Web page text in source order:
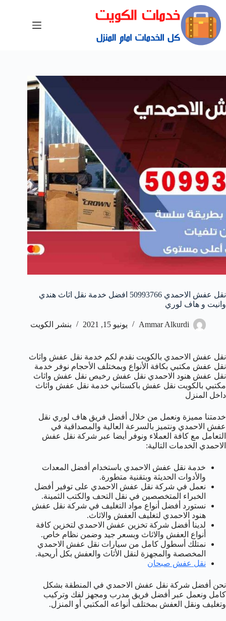
نقل عفش الاحمدي 50993766 افضل خدمة نقل اثاث هندي
وانيت و هاف لوري
Ammar Alkurdi يونيو 15, 2021 بنشر الكويت
نقل عفش الاحمدي بالكويت نقدم لكم خدمة نقل عفش واثاث
نقل عفش مكتبي بكافة الأنواع وبمختلف الأحجام نوفر خدمة
نقل عفش هنود الاحمدي نقل عفش رخيص نقل عفش واثاث
مكتبي بالكويت نقل عفش باكستاني خدمة نقل عفش واثاث
داخل المنزل
خدمتنا مميزة ونعمل من خلال أفضل فريق هاف لوري نقل
عفش الاحمدي ونتميز بالسرعة العالية والمصداقية في
التعامل مع كافة العملاء ونوفر أيضا عبر شركة نقل عفش
الاحمدي الخدمات التالية:
خدمة نقل عفش الاحمدي باستخدام أفضل المعدات
والأدوات الحديثة وبتقنية متطورة.
نعمل في شركة نقل عفش الاحمدي على توفير أفضل
الخبراء المتخصصين في نقل التحف والكتب الثمينة.
نستورد أفضل أنواع مواد التغليف في شركة نقل عفش
هنود الاحمدي لتغليف العفش والاثاث.
لدينا أفضل شركة تخزين عفش الاحمدي لتخزين كافة
أنواع العفش والاثاث وبسعر جيد وضمن نظام خاص.
نمتلك أسطول كامل من سيارات نقل عفش الاحمدي
المخصصة والمجهزة لنقل الأثاث والعفش بكل أريحية.
نقل عفش صبحان
نحن أفضل شركة نقل عفش الاحمدي في المنطقة بشكل
كامل ونعمل عبر أفضل فريق مدرب ومجهز لفك وتركيب
وتغليف ونقل العفش بمختلف أنواعه المكتبي أو المنزل.